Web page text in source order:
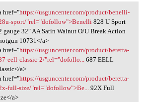
usguncenter
href="https://usguncenter.com/product/benelli-
sport/"rel="dofollow">Benelli828 U Sport
gauge 32″ AA Satin Walnut O/U Break Action
10731</a>
href="https://usguncenter.com/product/beretta-
eell-classic-2/"rel="dofollo...687 EELL
a>
href="https://usguncenter.com/product/beretta-
full-size/"rel="dofollow">Be...92X Full
a>